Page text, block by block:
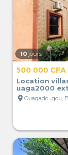
10 jours
500 000 CFA
Location
uaga2000 ext
location_on Ouagadougou,